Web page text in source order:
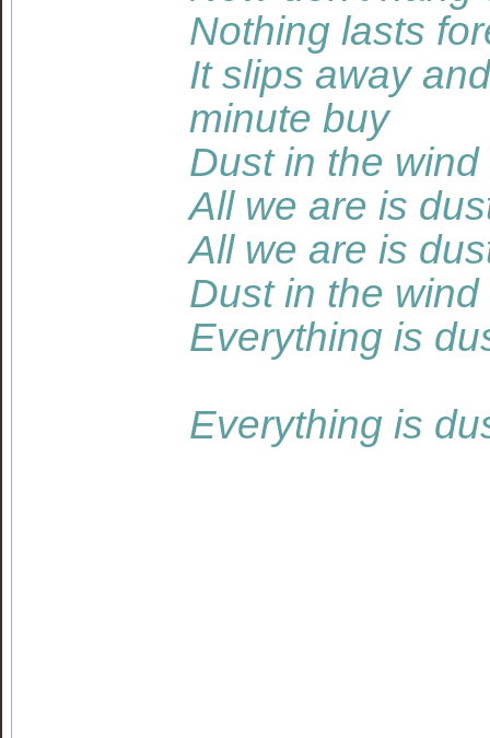
Nothing lasts
It slips away
minute buy
Dust in the wind
All we are is
All we are is
Dust in the wind
Everything is
Everything is